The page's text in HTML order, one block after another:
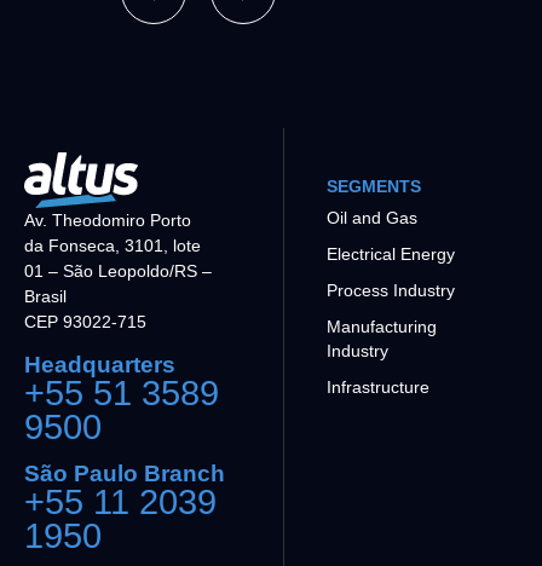
Av. Theodomiro Porto
da Fonseca, 3101, lote
01 – São Leopoldo/RS –
Brasil
CEP 93022-715
Headquarters
+55 51 3589
9500
São Paulo Branch
+55 11 2039
1950
SEGMENTS
Oil and Gas
Electrical Energy
Process Industry
Manufacturing
Industry
Infrastructure